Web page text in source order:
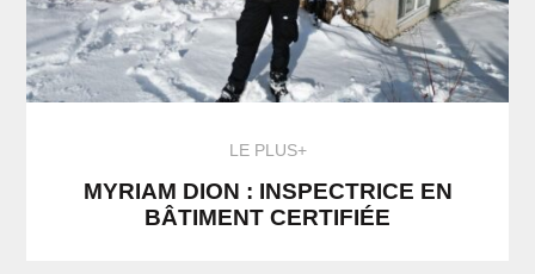
LE PLUS+
MYRIAM DION : INSPECTRICE EN
BÂTIMENT CERTIFIÉE